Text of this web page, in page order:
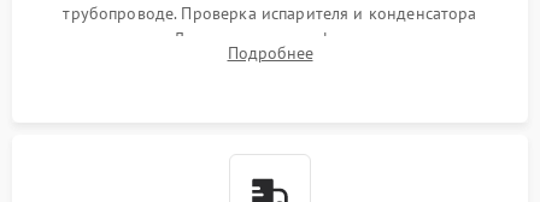
трубопроводе. Проверка испарителя и конденсатора
течеискателем. Демонтаж старого фильтра-осушителя и
продувка капиллярной трубки для устранения засоров.
Подробнее